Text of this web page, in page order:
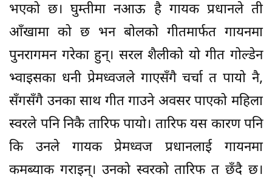
भएको छ। घुम्तीमा नआऊ है गायक प्रधानले ती
आँखामा को छ भन बोलको गीतमार्फत गायनमा
पुनरागमन गरेका हुन्। सरल शैलीको यो गीत गोल्डेन
भ्वाइसका धनी प्रेमध्वजले गाएसँगै चर्चा त पायो नै,
सँगसँगै उनका साथ गीत गाउने अवसर पाएको महिला
स्वरले पनि निकै तारिफ पायो। तारिफ यस कारण पनि
कि उनले गायक प्रेमध्वज प्रधानलाई गायनमा
कमब्याक गराइन्। उनको स्वरको तारिफ त छँदै छ।